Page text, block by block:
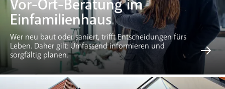
Vor-Ort-Beratung im
Einfamilienhaus
Wer neu baut oder saniert, trifft Entscheidungen fürs
Leben. Daher gilt: Umfassend informieren und
sorgfältig planen.